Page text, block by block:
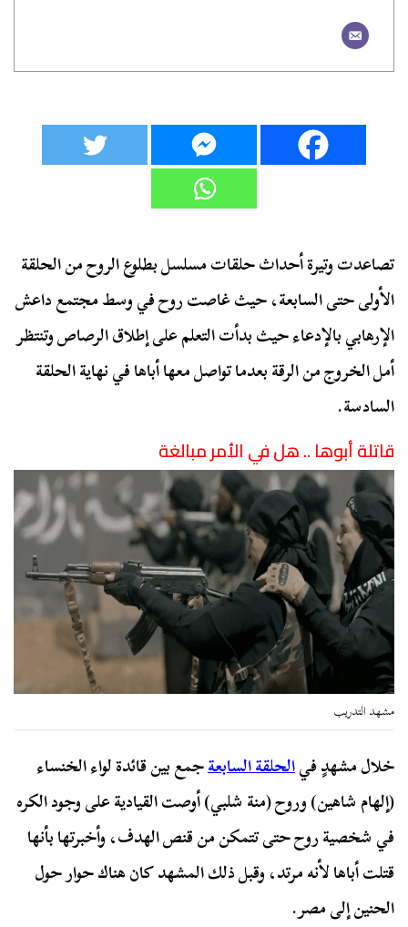
تصاعدت وتيرة أحداث حلقات مسلسل بطلوع الروح من الحلقة
الأولى حتى السابعة، حيث غاصت روح في وسط مجتمع داعش
الإرهابي بالإدعاء حيث بدأت التعلم على إطلاق الرصاص وتنتظر
أمل الخروج من الرقة بعدما تواصل معها أباها في نهاية الحلقة
السادسة.
قاتلة أبوها .. هل في الأمر مبالغة
مشهد التدريب
خلال مشهدٍ فيالحلقة السابعةجمع بين قائدة لواء الخنساء
(إلهام شاهين) وروح (منة شلبي) أوصت القيادية على وجود الكره
في شخصية روح حتى تتمكن من قنص الهدف، وأخبرتها بأنها
قتلت أباها لأنه مرتد، وقبل ذلك المشهد كان هناك حوار حول
الحنين إلى مصر.